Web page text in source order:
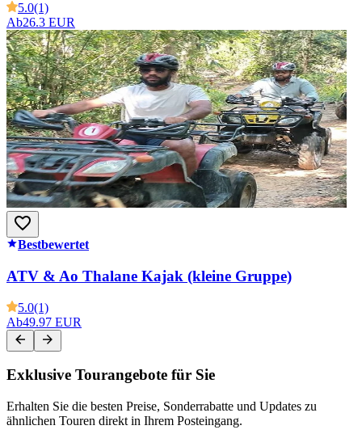
5.0(1)
Ab26.3 EUR
Bestbewertet
ATV & Ao Thalane Kajak (kleine Gruppe)
5.0(1)
Ab49.97 EUR
Exklusive Tourangebote für Sie
Erhalten Sie die besten Preise, Sonderrabatte und Updates zu
ähnlichen Touren direkt in Ihrem Posteingang.